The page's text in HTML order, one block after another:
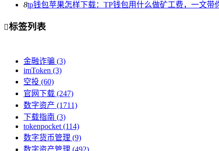
8tp钱包苹果怎样下载：TP钱包用什么做矿工费，一文带
标签列表
金融诈骗 (3)
imToken (3)
空投 (60)
官网下载 (247)
数字资产 (1711)
下载指南 (3)
tokenpocket (114)
数字货币管理 (9)
数字资产管理 (492)